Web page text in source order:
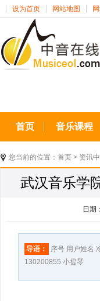
设为首页 网站地图
首页 音乐课程
您当前的位置： 首页 > 资讯
武汉音乐学
日期
导语：
序号 用户姓名
130200855 小提琴